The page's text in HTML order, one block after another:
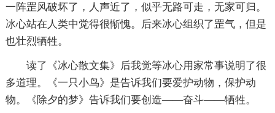
一阵罡风破坏了，人声近了，似乎无路可走，无家可归。
冰心站在人类中觉得很惭愧。后来冰心组织了罡气，但是
也壮烈牺牲。
读了《冰心散文集》后我觉等冰心用家常事说明了很
多道理。《一只小鸟》是告诉我们要爱护动物，保护动
物。《除夕的梦》告诉我们要创造——奋斗——牺牲。